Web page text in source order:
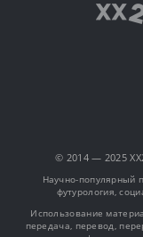
© 2014 — 2025
Научно-популярный
футурология,
Использование
передача, перевод,